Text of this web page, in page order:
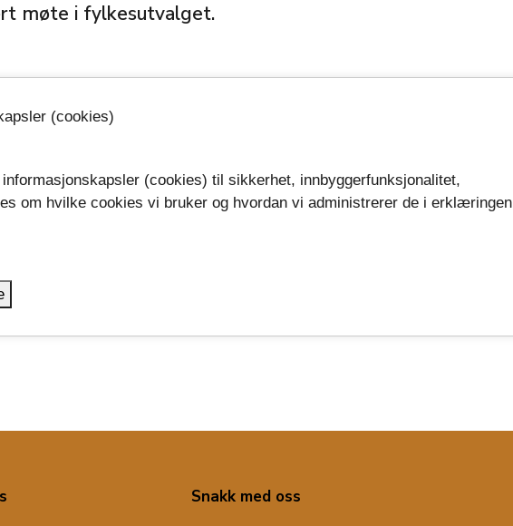
møte i fylkesutvalget.
finner du her.
finner du her.
Snakk med oss
(cookies)
(cookies) til sikkerhet, innbyggerfunksjonalitet,
om hvilke cookies vi bruker og hvordan vi administrerer de i erklæringen